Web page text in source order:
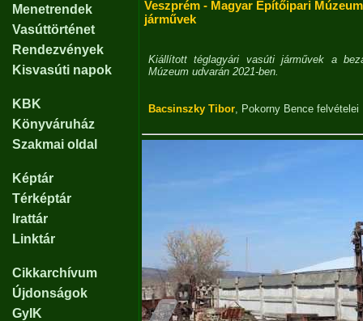
Menetrendek
Vasúttörténet
Rendezvények
Kisvasúti napok
KBK
Könyváruház
Szakmai oldal
Képtár
Térképtár
Irattár
Linktár
Cikkarchívum
Újdonságok
GyIK
Veszprém - Magyar Építőipari Múzeum
járművek
Kiállított téglagyári vasúti járművek a
Múzeum udvarán 2021-ben.
Bacsinszky Tibor, Pokorny Bence felvételei